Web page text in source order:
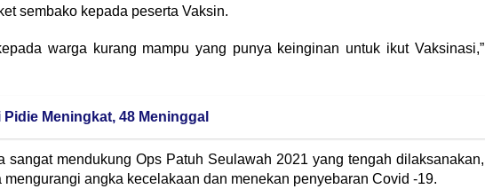
sembako kepada peserta Vaksin.
warga kurang mampu yang punya keinginan untuk ikut Vaksinasi,”
Meningkat, 48 Meninggal
sangat mendukung Ops Patuh Seulawah 2021 yang tengah dilaksanakan,
angka kecelakaan dan menekan penyebaran Covid -19.